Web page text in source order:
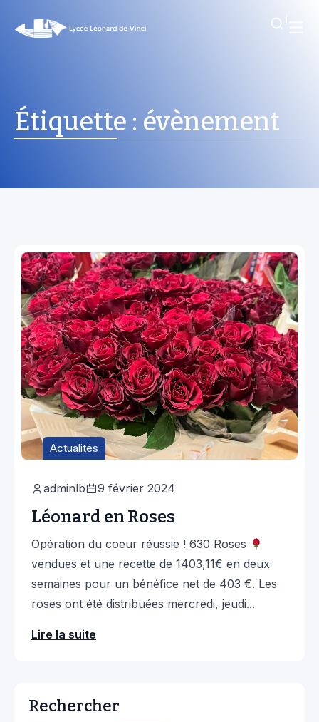
Étiquette : évènement
Actualités
adminlb 9 février 2024
Léonard en Roses
Opération du coeur réussie ! 630 Roses
vendues et une recette de 1403,11€ en deux
semaines pour un bénéfice net de 403 €. Les
roses ont été distribuées mercredi, jeudi...
Lire la suite
Rechercher